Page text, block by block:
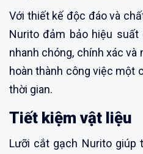
Với thiết kế độc đáo và
Nurito đảm bảo hiệu
nhanh chóng, chính xác
hoàn thành công việc một
thời gian.
Tiết kiệm vật liệu
Lưỡi cắt gạch Nurito giúp